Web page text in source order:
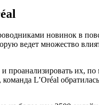
новинок в
ведет множество
проанализировать их,
L’Oréal